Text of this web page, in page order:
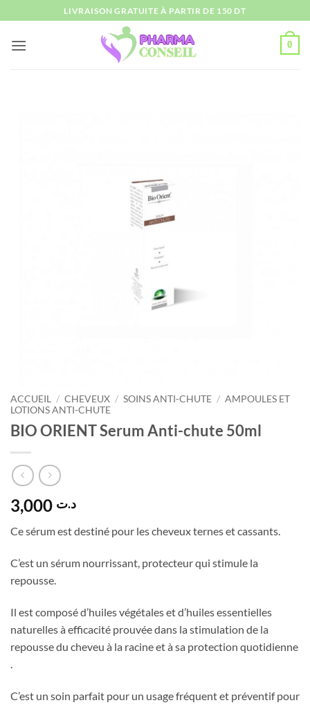
au
contenu
LIVRAISON GRATUITE À PARTIR DE 150 DT
0
ACCUEIL / CHEVEUX / SOINS ANTI-CHUTE / AMPOULES ET
LOTIONS ANTI-CHUTE
BIO ORIENT Serum Anti-chute 50ml
د.ت
Ce sérum est destiné pour les cheveux ternes et cassants.
C’est un sérum nourrissant, protecteur qui stimule la
repousse.
Il est composé d’huiles végétales et d’huiles essentielles
naturelles à efficacité prouvée dans la stimulation de la
repousse du cheveu à la racine et à sa protection quotidienne
.
C’est un soin parfait pour un usage fréquent et préventif pour